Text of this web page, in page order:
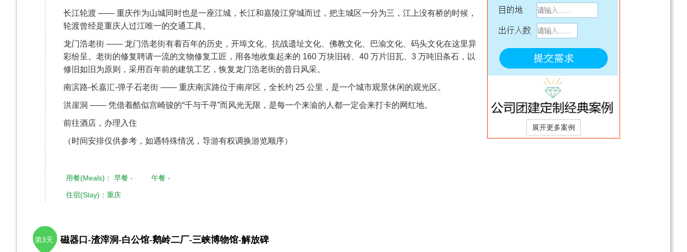
长江轮渡 —— 重庆作为山城同时也是一座江城，长江和嘉陵江穿城而过，把主城区一分为三，江上没有桥的时候，
轮渡曾经是重庆人过江唯一的交通工具。
龙门浩老街 —— 龙门浩老街有着百年的历史，开埠文化、抗战遗址文化、佛教文化、巴渝文化、码头文化在这里异
彩纷呈。老街的修复聘请一流的文物修复工匠，用各地收集起来的 160 万块旧砖、40 万片旧瓦、3 万吨旧条石，以
修旧如旧为原则，采用百年前的建筑工艺，恢复龙门浩老街的昔日风采。
南滨路-长嘉汇-弹子石老街 —— 重庆南滨路位于南岸区，全长约 25 公里，是一个城市观景休闲的观光区。
洪崖洞 —— 凭借着酷似宫崎骏的“千与千寻”而风光无限，是每一个来渝的人都一定会来打卡的网红地。
前往酒店，办理入住
（时间安排仅供参考，如遇特殊情况，导游有权调换游览顺序）
用餐(Meals)： 早餐 - 午餐 -
住宿(Stay)：重庆
第3天 磁器口-渣滓洞-白公馆-鹅岭二厂-三峡博物馆-解放碑
渝东北巫山小三峡+云阳
龙缸·云端廊桥+ 张飞庙
+奉节白帝城·瞿塘峡3日
￥628起
【纯喜】四川千年阆中古
2日游
￥308起
贵州水墨乌江寨、十二背
后、双河谷、地下裂缝2
￥358起
武隆+涪陵+市区纯玩5日
游（2-8人精致小团）
￥1388起